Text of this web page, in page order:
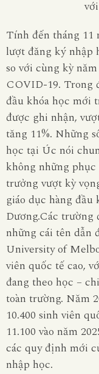
Tính đến tháng 11
lượt đăng ký nhập
so với cùng kỳ
COVID-19. Trong
đầu khóa học mới
được ghi nhận,
tăng 11%. Những
học tại Úc nói
không những
trưởng vượt kỳ
giáo dục hàng
Dương.Các
những cái tên dẫn
University of
viên quốc tế cao,
đang theo học –
toàn trường. Năm
10.400 sinh viên
11.100 vào năm
các quy định mới
nhập học.